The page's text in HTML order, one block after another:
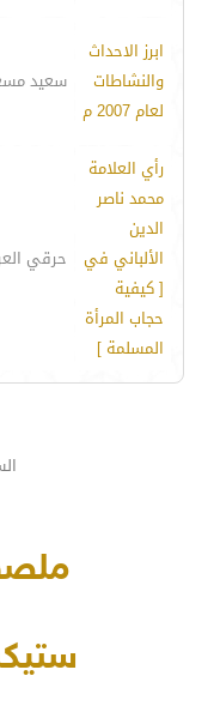
ابرز الاحداث
والنشاطات
لعام 2007 م
سعيد
رأي العلامة
محمد ناصر
الدين
الألباني في
[ كيفية
حجاب المرأة
المسلمة ]
حرقي